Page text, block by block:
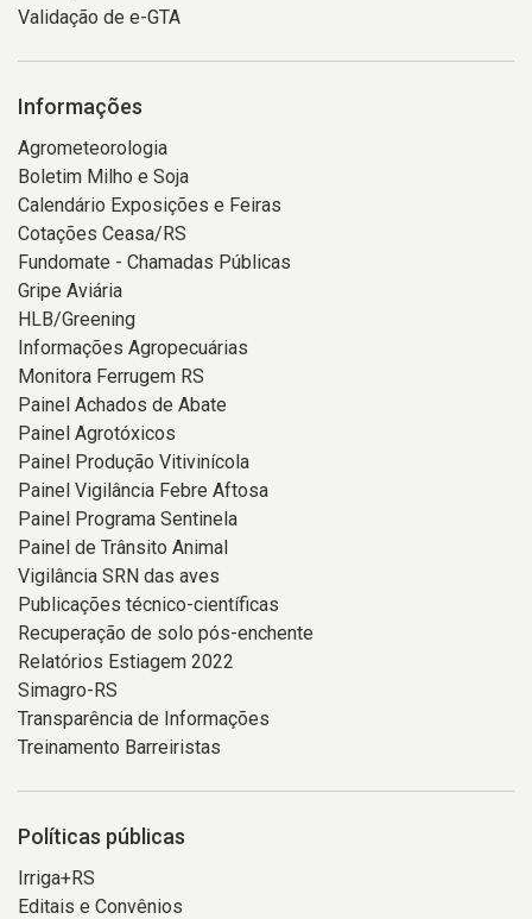
Validação de e-GTA
Informações
Agrometeorologia
Boletim Milho e Soja
Calendário Exposições e Feiras
Cotações Ceasa/RS
Fundomate - Chamadas Públicas
Gripe Aviária
HLB/Greening
Informações Agropecuárias
Monitora Ferrugem RS
Painel Achados de Abate
Painel Agrotóxicos
Painel Produção Vitivinícola
Painel Vigilância Febre Aftosa
Painel Programa Sentinela
Painel de Trânsito Animal
Vigilância SRN das aves
Publicações técnico-científicas
Recuperação de solo pós-enchente
Relatórios Estiagem 2022
Simagro-RS
Transparência de Informações
Treinamento Barreiristas
Políticas públicas
Irriga+RS
Editais e Convênios